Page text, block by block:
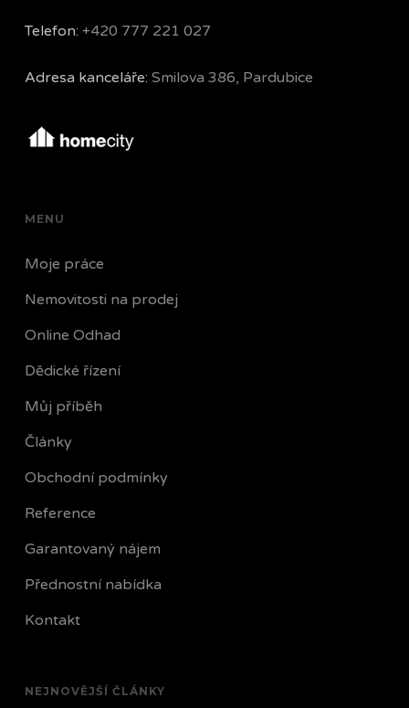
Telefon: +420 777 221 027
Adresa kanceláře: Smilova 386, Pardubice
MENU
Moje práce
Nemovitosti na prodej
Online Odhad
Dědické řízení
Můj příběh
Články
Obchodní podmínky
Reference
Garantovaný nájem
Přednostní nabídka
Kontakt
NEJNOVĚJŠÍ ČLÁNKY